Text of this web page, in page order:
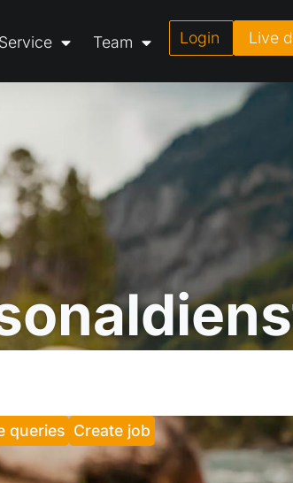
Service Team Login Live
queries Create job